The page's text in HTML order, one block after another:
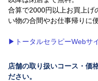
合算で2000円以上お買上げ
い物の合間やお仕事帰りに
▶トータルセラピーWebサ
店舗の取り扱いコース・価
ださい。